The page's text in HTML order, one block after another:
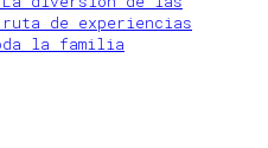
de experiencias
la familia